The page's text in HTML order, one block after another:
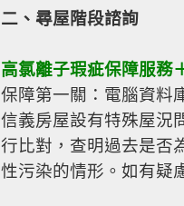
二、尋屋階段諮詢
高氯離子瑕疵保障服務
保障第一關：電腦資料
信義房屋設有特殊屋況
行比對，查明過去是否
性污染的情形。如有疑